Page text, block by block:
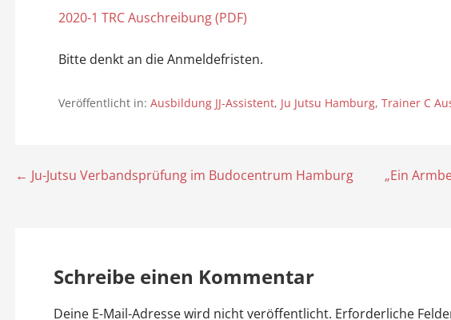
2020-1 TRC Auschreibung (PDF)
Bitte denkt an die Anmeldefristen.
Veröffentlicht in: Ausbildung JJ-Assistent, Ju Jutsu Hamburg, Trainer C
B
← Ju-Jutsu Verbandsprüfung im Budocentrum Hamburg
„Ein
Schreibe einen Kommentar
Deine E-Mail-Adresse wird nicht veröffentlicht. Erforderliche